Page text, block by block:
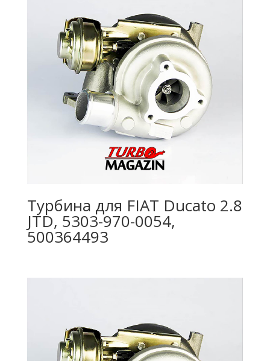
Турбина для FIAT Ducato 2.8
JTD, 5303-970-0054,
500364493